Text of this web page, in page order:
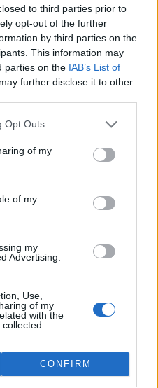
to third parties prior to
opt-out of the further
by third parties on the
This information may
parties on the IAB’s List of
further disclose it to other
Opt Outs
of my
of my
my
Advertising.
Use,
of my
with the
CONFIRM
z tokaniště
Sameček tetřívka přešlapuje
kolem samičky, křídla
spuštěná do strany. Bílé peří
podocasních krovek je fešácky
zvednuté, hlava míří dopředu.
příroda nabízí. A mají
aby je zbytečně nerušila.
tak dobře jako dnes
esejista Stanislav Komárek
věnoval především popisu
mezi Afrikou a Asií
)
Mému příteli a
spolucestovateli Tomáši